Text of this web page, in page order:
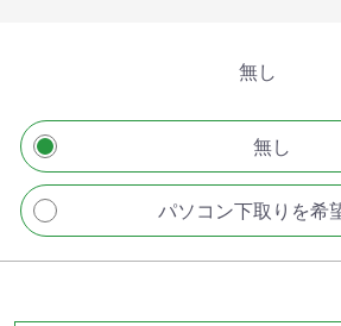
無し
無し
パソコン下取りを希